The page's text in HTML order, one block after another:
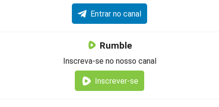
Entrar no canal
Rumble
Inscreva-se no nosso canal
Inscrever-se